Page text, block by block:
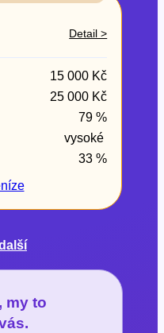
Detail >
15 000 Kč
25 000 Kč
79 %
vysoké
33 %
my to